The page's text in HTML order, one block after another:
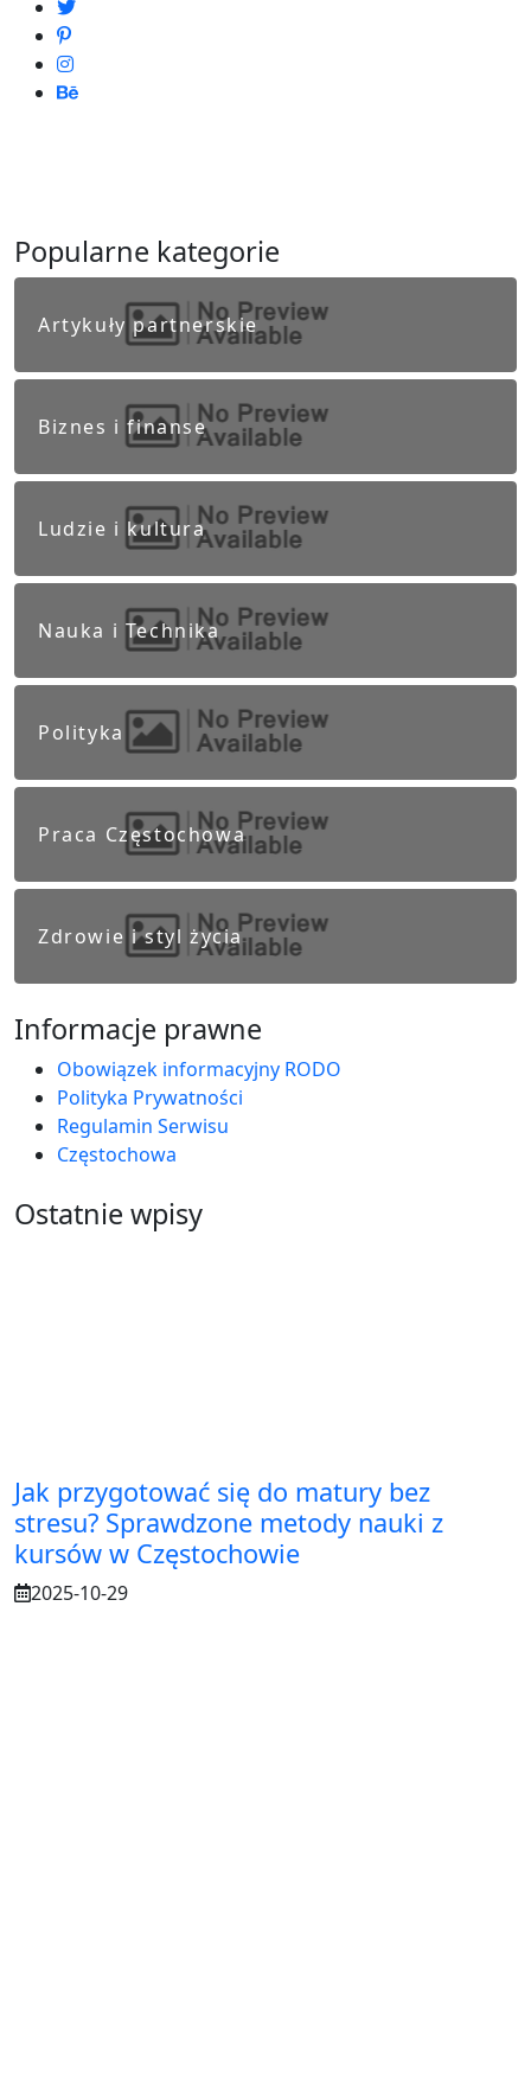
Popularne kategorie
Artykuły partnerskie
Biznes i finanse
Ludzie i kultura
Nauka i Technika
Polityka
Praca Częstochowa
Zdrowie i styl życia
Informacje prawne
Obowiązek informacyjny RODO
Polityka Prywatności
Regulamin Serwisu
Częstochowa
Ostatnie wpisy
Jak przygotować się do matury bez
stresu? Sprawdzone metody nauki z
kursów w Częstochowie
2025-10-29